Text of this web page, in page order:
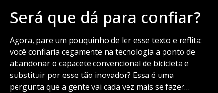
Será que dá para confiar?
Agora, pare um pouquinho de ler esse texto e reflita:
você confiaria cegamente na tecnologia a ponto de
abandonar o capacete convencional de bicicleta e
substituir por esse tão inovador? Essa é uma
pergunta que a gente vai cada vez mais se fazer…